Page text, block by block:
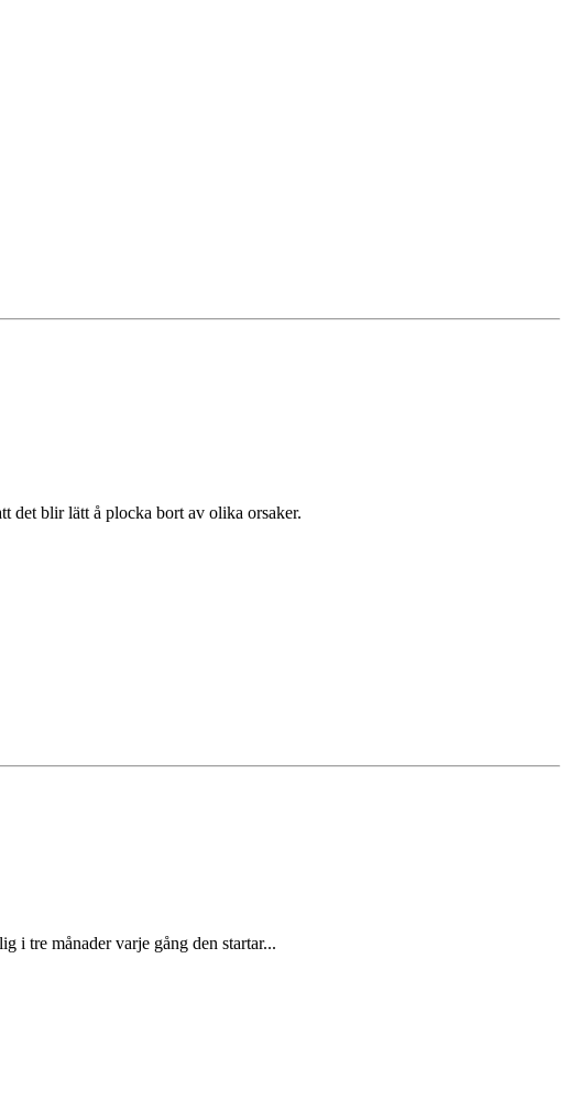
det blir lätt å plocka bort av olika orsaker.
i tre månader varje gång den startar...